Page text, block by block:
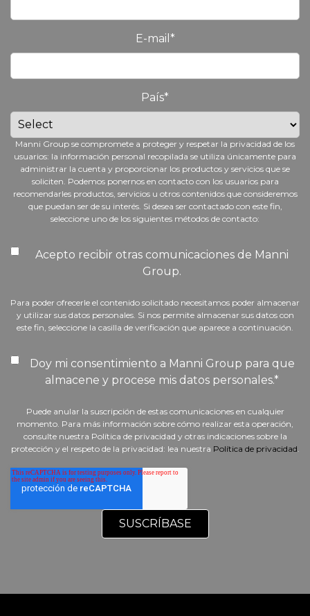
E-mail *
País*
Manni Group se compromete a proteger y respetar la privacidad de los
usuarios: la información personal recopilada se utiliza únicamente para
administrar la cuenta y proporcionar los productos y servicios que se
soliciten. Podemos ponernos en contacto con los usuarios para
recomendarles productos, servicios u otros contenidos que consideremos
que puedan ser de su interés. Si desea ser contactado con este fin,
seleccione uno de los siguientes métodos de contacto:
Acepto recibir otras comunicaciones de Manni
Group.
Para poder ofrecerle el contenido solicitado necesitamos poder almacenar
y utilizar sus datos personales. Si nos permite almacenar sus datos con
este fin, seleccione la casilla de verificación que aparece a continuación.
Doy mi consentimiento a Manni Group para que
almacene y procese mis datos personales.*
Puede anular la suscripción de estas comunicaciones en cualquier
momento. Para más información sobre cómo realizar esta operación,
consulte nuestra Política de privacidad y otras indicaciones sobre la
protección y el respeto de la privacidad: lea nuestra Política de privacidad